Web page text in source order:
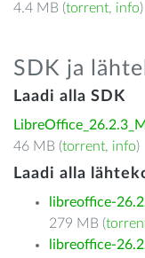
4.4 MB (torrent, info)
SDK ja
Laadi alla SDK
46 MB (torrent, info)
Laadi alla
libreoffice-
279 MB (
libreoffice-